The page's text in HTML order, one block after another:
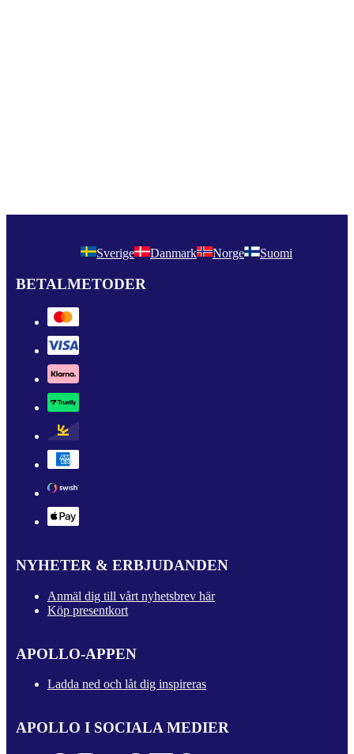
Sverige Danmark Norge Suomi
BETALMETODER
NYHETER & ERBJUDANDEN
Anmäl dig till vårt nyhetsbrev här
Köp presentkort
APOLLO-APPEN
Ladda ned och låt dig inspireras
APOLLO I SOCIALA MEDIER